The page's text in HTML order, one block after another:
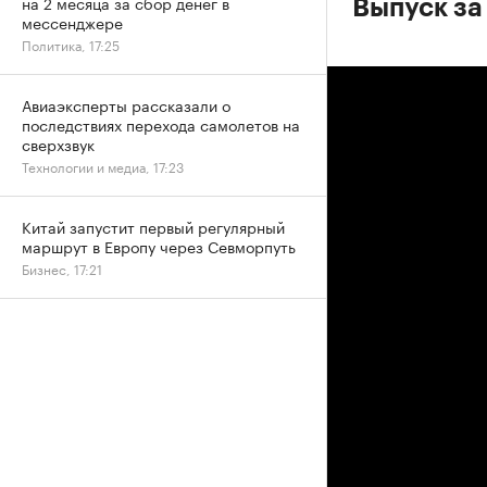
Выпуск
мессенджере
Политика, 17:25
Авиаэксперты рассказали о
последствиях перехода самолетов на
сверхзвук
Технологии и медиа, 17:23
Китай запустит первый регулярный
маршрут в Европу через Севморпуть
Бизнес, 17:21